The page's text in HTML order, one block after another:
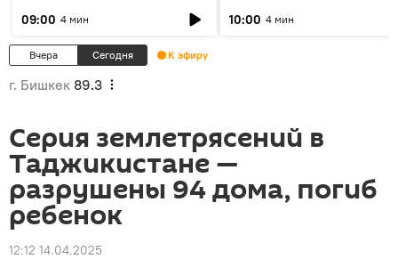
09:00 4 мин
10:00 4 мин
Вчера Сегодня К эфиру
г. Бишкек 89.3
Серия землетрясений в
Таджикистане —
разрушены 94 дома, погиб
ребенок
12:12 14.04.2025